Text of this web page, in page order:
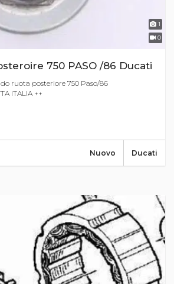
1
0
750 PASO /86 Ducati
ruota posteriore 750 Paso/86
ITALIA ++
Ducati
Nuovo